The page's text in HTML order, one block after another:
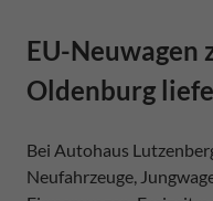
EU-Neuwagen
Oldenburg
Bei Autohaus
Neufahrzeuge,